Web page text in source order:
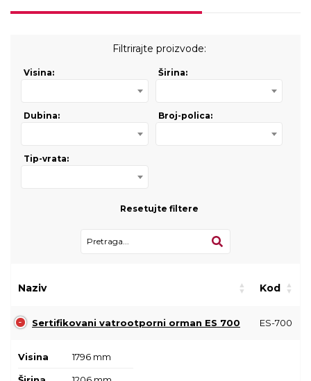
Filtrirajte proizvode:
Visina: Širina:
Dubina: Broj-polica:
Tip-vrata:
Resetujte filtere
Naziv Kod
Sertifikovani vatrootporni orman ES 700 ES-700
Visina 1796 mm